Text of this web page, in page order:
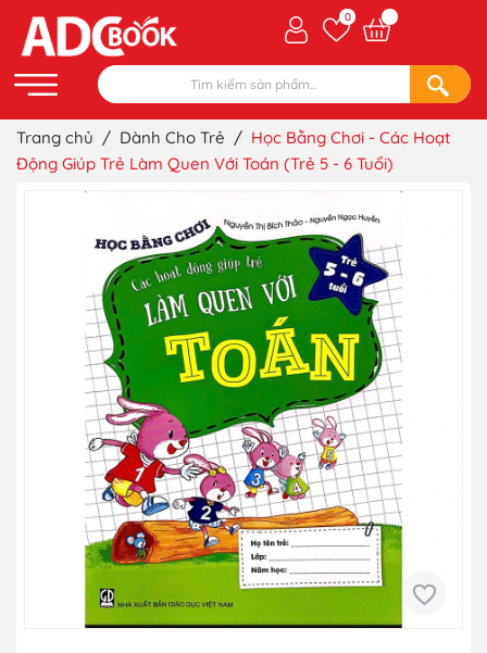
0
Trang chủ / Dành Cho Trẻ / Học Bằng Chơi - Các Hoạt
Động Giúp Trẻ Làm Quen Với Toán (Trẻ 5 - 6 Tuổi)